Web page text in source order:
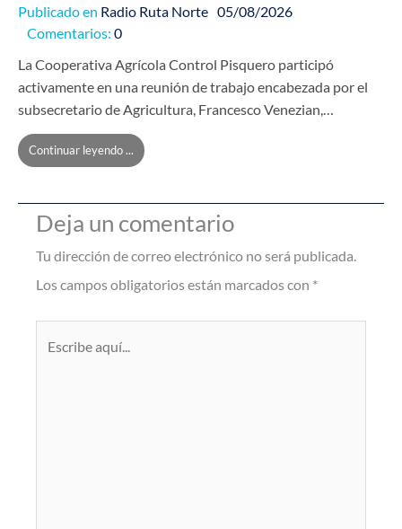
Publicado en Radio Ruta Norte 05/08/2026
Comentarios: 0
La Cooperativa Agrícola Control Pisquero participó
activamente en una reunión de trabajo encabezada por el
subsecretario de Agricultura, Francesco Venezian,…
Continuar leyendo ...
Deja un comentario
Tu dirección de correo electrónico no será publicada.
Los campos obligatorios están marcados con *